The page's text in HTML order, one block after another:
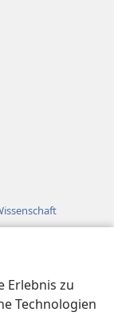
Erlebnis zu
Technologien